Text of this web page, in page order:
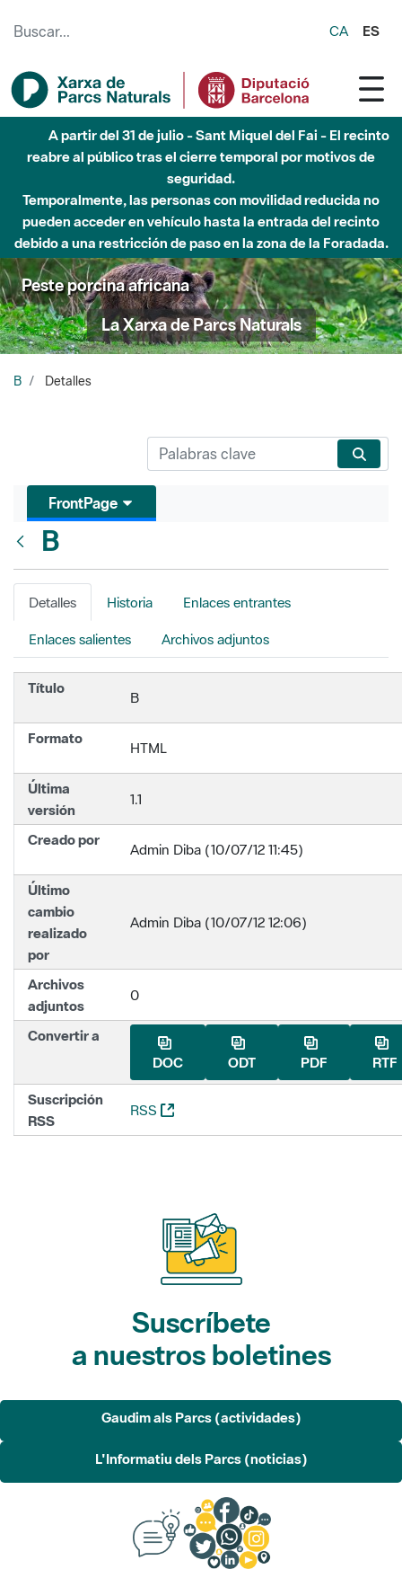
CA ES
A partir del 31 de julio - Sant Miquel del Fai - El recinto
reabre al público tras el cierre temporal por motivos de
seguridad.
Temporalmente, las personas con movilidad reducida no
pueden acceder en vehículo hasta la entrada del recinto
debido a una restricción de paso en la zona de la Foradada.
Peste porcina africana
La Xarxa de Parcs Naturals
B Detalles
FrontPage
B
Detalles Historia Enlaces entrantes
Enlaces salientes Archivos adjuntos
Título
B
Formato
HTML
Última
versión
1.1
Creado por
Admin Diba (10/07/12 11:45)
Último
cambio
realizado
por
Admin Diba (10/07/12 12:06)
Archivos
adjuntos
0
Convertir a
DOC
ODT PDF RTF
Suscripción
RSS
RSS (Abre una nueva ventana)
Suscríbete
a nuestros boletines
Gaudim als Parcs (actividades)
L'Informatiu dels Parcs (noticias)